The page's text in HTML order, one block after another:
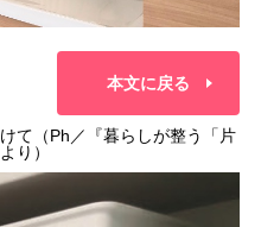
本文に戻る
て（Ph／『暮らしが整う「片
り）